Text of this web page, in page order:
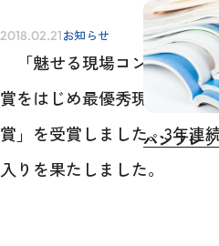
お問い
2018.02.21お知らせ
「魅せる現場コンテスト
賞をはじめ最優秀現場賞・
賞」を受賞しました。3年連
入りを果たしました。
パンフレ